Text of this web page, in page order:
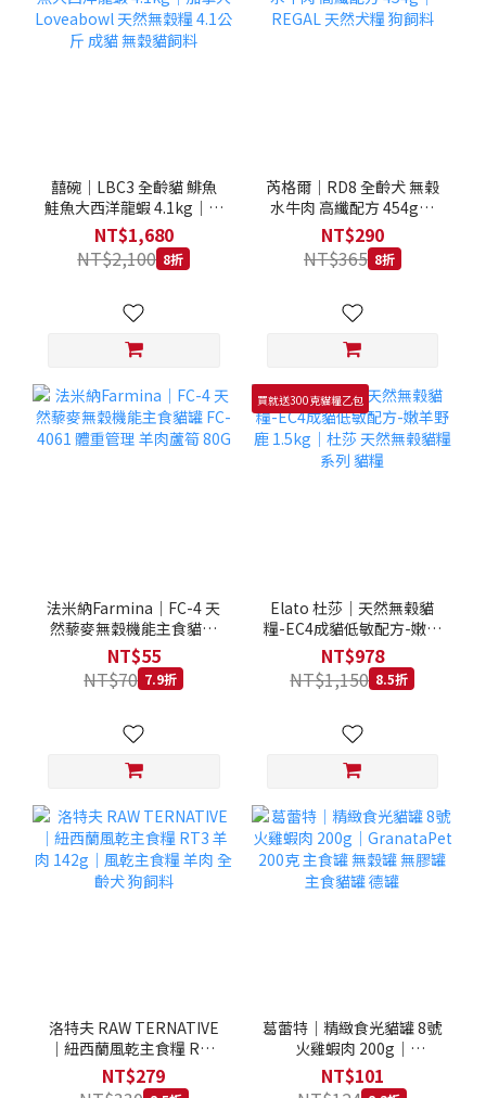
囍碗｜LBC3 全齡貓 鯡魚
鮭魚大西洋龍蝦 4.1kg｜加
拿大 Loveabowl 天然無穀
糧 4.1公斤 成貓 無穀貓飼
料
NT$1,680
NT$2,100 8折
芮格爾｜RD8 全齡犬 無榖
水牛肉 高纖配方 454g｜
REGAL 天然犬糧 狗飼料
NT$290
NT$365 8折
法米納Farmina｜FC-4 天
然藜麥無穀機能主食貓罐
FC-4061 體重管理 羊肉蘆
筍 80G
NT$55
NT$70 7.9折
買就送300克貓糧乙包
Elato 杜莎｜天然無榖貓
糧-EC4成貓低敏配方-嫩羊
野鹿 1.5kg｜杜莎 天然無
榖貓糧系列 貓糧
NT$978
NT$1,150 8.5折
洛特夫 RAW TERNATIVE
｜紐西蘭風乾主食糧 RT3
羊肉 142g｜風乾主食糧 羊
肉 全齡犬 狗飼料
NT$279
葛蕾特｜精緻食光貓罐 8號
火雞蝦肉 200g｜
GranataPet 200克 主食罐
無穀罐 無膠罐 主食貓罐 德
NT$101